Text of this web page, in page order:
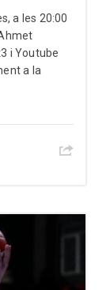
a les 20:00
i Youtube
a la